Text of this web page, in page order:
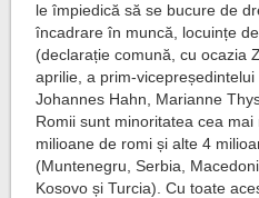
le împiedică să se bucure de
încadrare în muncă, locuințe
(declarație comună, cu ocazia
aprilie, a prim-
Johannes Hahn, Marianne
Romii sunt minoritatea cea
milioane de romi și alte 4
(Muntenegru, Serbia,
Kosovo și Turcia). Cu toate